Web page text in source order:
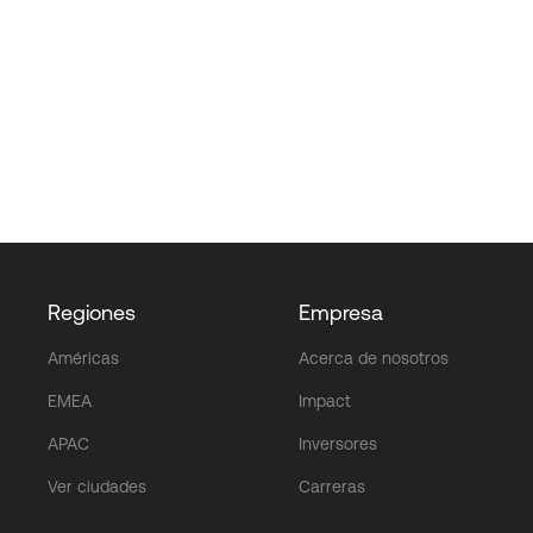
Regiones
Américas
EMEA
APAC
Ver ciudades
Empresa
Acerca de nosotros
Impact
Inversores
Carreras